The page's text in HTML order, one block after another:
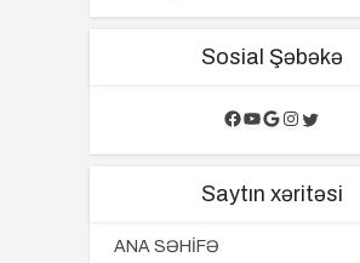
Sosial Şəbəkə
Facebook
YouTube
Google
Instagram
Twitter
Saytın xəritəsi
ANA SƏHİFƏ